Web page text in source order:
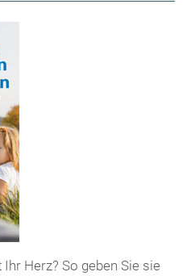
Herz? So geben Sie sie